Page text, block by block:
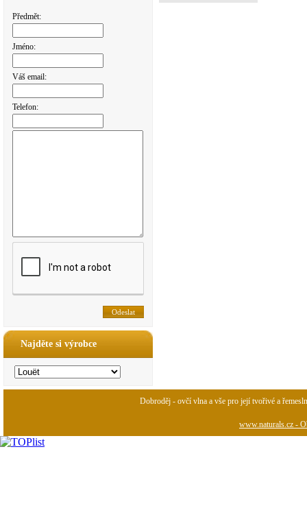
Předmět:
Jméno:
Váš email:
Telefon:
Najděte si výrobce
Dobroděj - ovčí vlna a vše pro její tvořivé a
www.naturals.cz -